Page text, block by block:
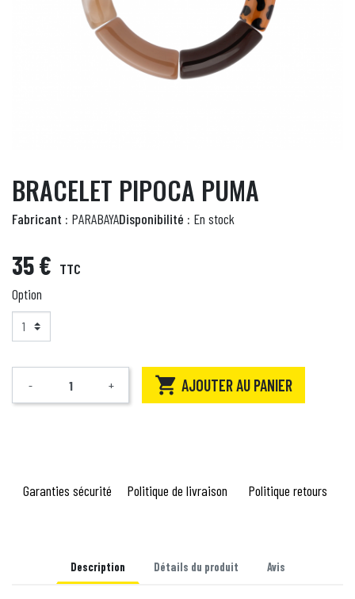
BRACELET PIPOCA PUMA
Fabricant : PARABAYADisponibilité : En stock
35 € TTC
Option
Quantité
- +  AJOUTER AU PANIER
Garanties sécurité Politique de livraison Politique retours
Description Détails du produit Avis